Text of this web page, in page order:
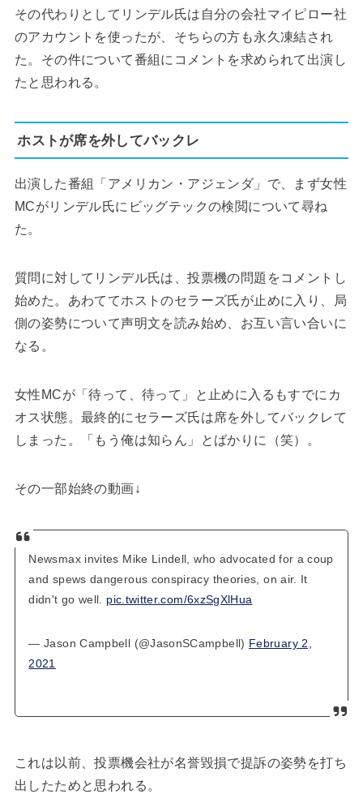
その代わりとしてリンデル氏は自分の会社マイピロー社
のアカウントを使ったが、そちらの方も永久凍結され
た。その件について番組にコメントを求められて出演し
たと思われる。
ホストが席を外してバックレ
出演した番組「アメリカン・アジェンダ」で、まず女性
MCがリンデル氏にビッグテックの検閲について尋ね
た。
質問に対してリンデル氏は、投票機の問題をコメントし
始めた。あわててホストのセラーズ氏が止めに入り、局
側の姿勢について声明文を読み始め、お互い言い合いに
なる。
女性MCが「待って、待って」と止めに入るもすでにカ
オス状態。最終的にセラーズ氏は席を外してバックレて
しまった。「もう俺は知らん」とばかりに（笑）。
その一部始終の動画↓
Newsmax invites Mike Lindell, who advocated for a coup
and spews dangerous conspiracy theories, on air. It
didn't go well. pic.twitter.com/6xzSgXlHua
— Jason Campbell (@JasonSCampbell) February 2,
2021
これは以前、投票機会社が名誉毀損で提訴の姿勢を打ち
出したためと思われる。